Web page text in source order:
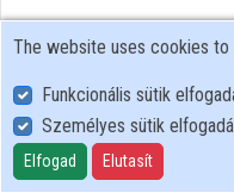
User Policy
Adatkezelési tájékoztató (en)
Cookie Policy
The website uses cookies
Funkcionális sütik
Személyes sütik
Elfogad Elutasít